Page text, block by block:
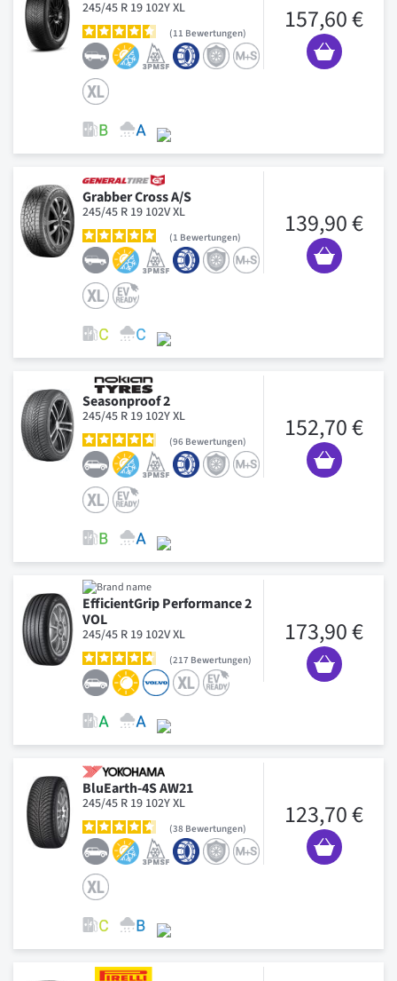
245/45 R 19 102Y XL
11 Bewertungen 157,60 €
Grabber Cross A/S
245/45 R 19 102V XL
1 Bewertungen 139,90 €
Seasonproof 2
245/45 R 19 102Y XL
96 Bewertungen 152,70 €
EfficientGrip Performance 2
VOL
245/45 R 19 102V XL
217 Bewertungen
173,90 €
BluEarth-4S AW21
245/45 R 19 102Y XL
38 Bewertungen 123,70 €